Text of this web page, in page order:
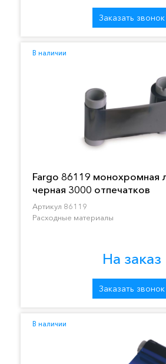
Заказать звонок
В наличии
Fargo 86119 монохромная
черная 3000 отпечатков
Артикул 86119
Расходные материалы
На заказ
Заказать звонок
В наличии